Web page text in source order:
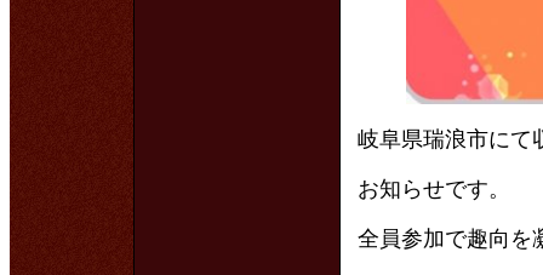
岐阜県瑞浪市にて
お知らせです。
全員参加で趣向を